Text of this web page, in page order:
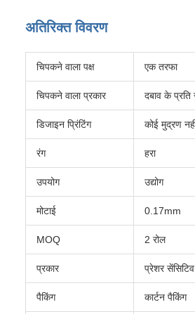
अतिरिक्त विवरण
चिपकने वाला पक्ष एक तरफा
चिपकने वाला प्रकार दबाव के
डिजाइन प्रिंटिंग कोई मुद्रण
रंग हरा
उपयोग उद्योग
मोटाई 0.17mm
MOQ 2 रोल
प्रकार प्रेशर
पैकिंग कार्टन पैकिंग